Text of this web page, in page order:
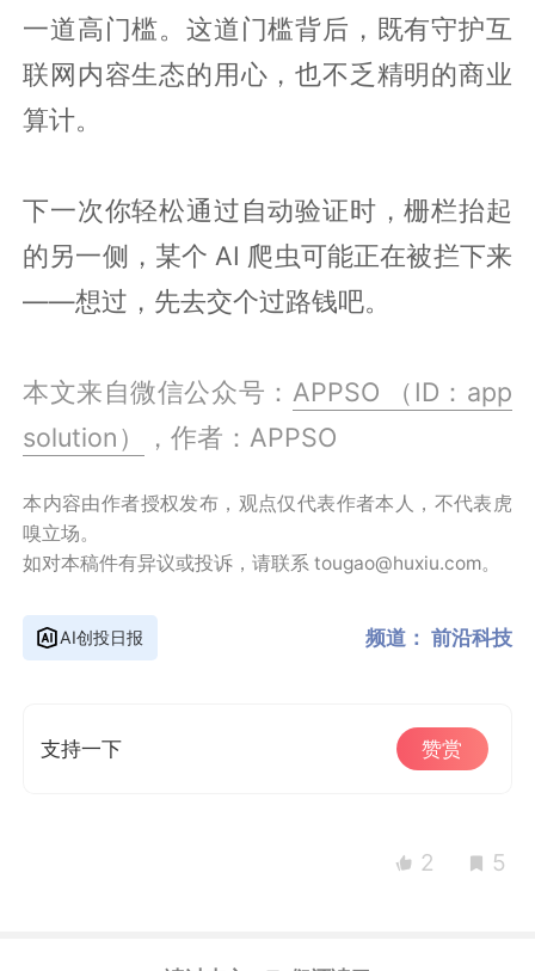
一道高门槛。这道门槛背后，既有守护互
联网内容生态的用心，也不乏精明的商业
算计。
下一次你轻松通过自动验证时，栅栏抬起
的另一侧，某个 AI 爬虫可能正在被拦下来
——想过，先去交个过路钱吧。
本文来自微信公众号： APPSO （ID：app
solution）
，作者：APPSO
本内容由作者授权发布，观点仅代表作者本人，不代表虎
嗅立场。
如对本稿件有异议或投诉，请联系 tougao@huxiu.com。
AI创投日报 频道： 前沿科技
支持一下 赞赏
2 5